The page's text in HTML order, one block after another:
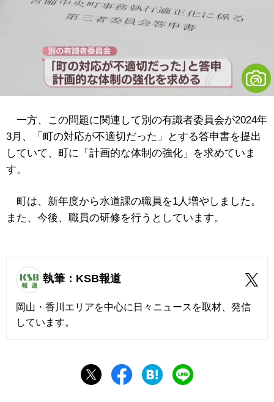
一方、この問題に関連して別の有識者委員会が2024年
3月、「町の対応が不適切だった」とする答申書を提出
していて、町に「計画的な体制の強化」を求めていま
す。
町は、新年度から水道課の職員を1人増やしました。
また、今後、職員の研修を行うとしています。
執筆：KSB報道
岡山・香川エリアを中心に日々ニュースを取材、発信
しています。